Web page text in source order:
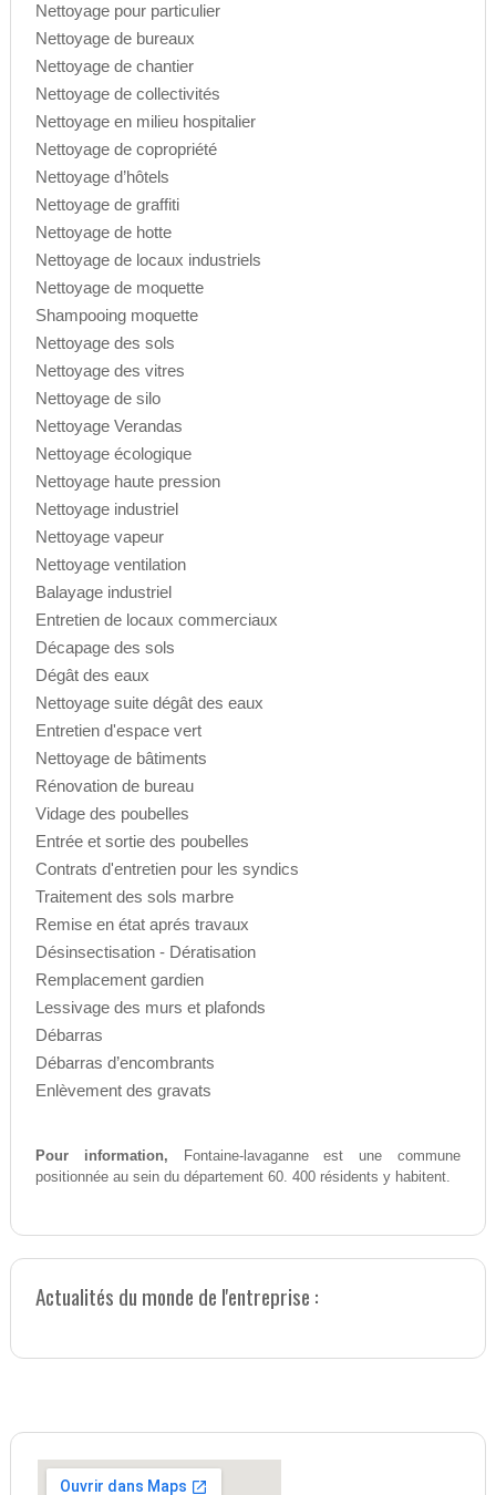
Nettoyage pour particulier
Nettoyage de bureaux
Nettoyage de chantier
Nettoyage de collectivités
Nettoyage en milieu hospitalier
Nettoyage de copropriété
Nettoyage d’hôtels
Nettoyage de graffiti
Nettoyage de hotte
Nettoyage de locaux industriels
Nettoyage de moquette
Shampooing moquette
Nettoyage des sols
Nettoyage des vitres
Nettoyage de silo
Nettoyage Verandas
Nettoyage écologique
Nettoyage haute pression
Nettoyage industriel
Nettoyage vapeur
Nettoyage ventilation
Balayage industriel
Entretien de locaux commerciaux
Décapage des sols
Dégât des eaux
Nettoyage suite dégât des eaux
Entretien d'espace vert
Nettoyage de bâtiments
Rénovation de bureau
Vidage des poubelles
Entrée et sortie des poubelles
Contrats d'entretien pour les syndics
Traitement des sols marbre
Remise en état aprés travaux
Désinsectisation - Dératisation
Remplacement gardien
Lessivage des murs et plafonds
Débarras
Débarras d’encombrants
Enlèvement des gravats
Pour information, Fontaine-lavaganne est une commune
positionnée au sein du département 60. 400 résidents y habitent.
Actualités du monde de l'entreprise :